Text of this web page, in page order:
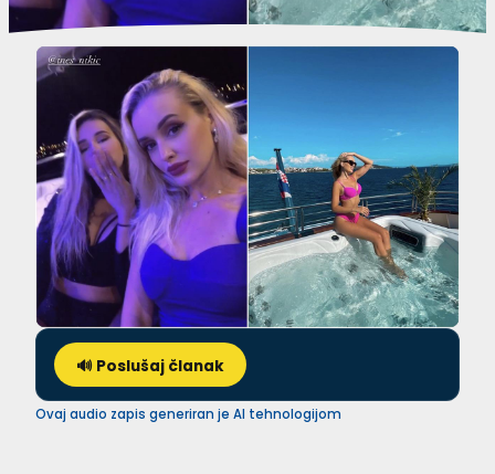
🔊 Poslušaj članak
Ovaj audio zapis generiran je AI tehnologijom